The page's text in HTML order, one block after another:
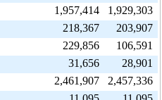
1,957,414
1,929,303
218,367
203,907
229,856
106,591
31,656
28,901
2,461,907
2,457,336